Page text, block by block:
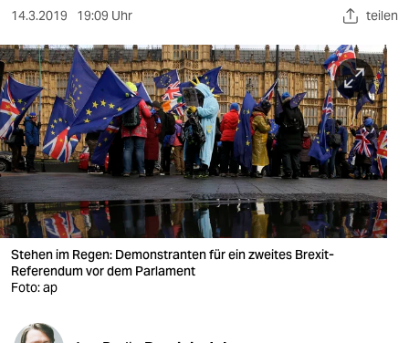
sport
berlin
nord
wahrheit
verlag
verlag
14.3.2019 19:09 Uhr teilen
Stehen im Regen: Demonstranten für ein zweites Brexit-
Referendum vor dem Parlament
Foto: ap